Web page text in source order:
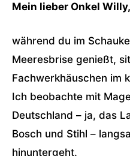
Mein lieber Onkel Willy,
während du im
Meeresbrise genießt,
Fachwerkhäuschen im
Ich beobachte mit
Deutschland – ja, das
Bosch und Stihl –
hinuntergeht.